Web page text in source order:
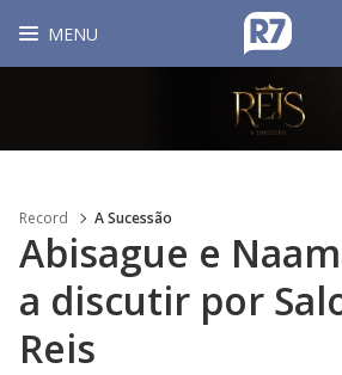
MENU
Record A Sucessão
Abisague e
a discutir por
Reis